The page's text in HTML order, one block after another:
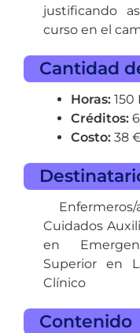
justificando
curso en el
Cantidad
Horas: 150
Créditos:
Costo: 38
Cuidados
en
Superior en
Clínico
Contenido